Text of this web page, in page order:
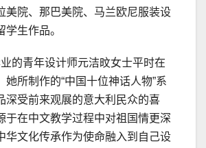
美院、那巴美院、马兰欧尼服装设
生作品。
的青年设计师元洁旼女士平时在
她所制作的“中国十位神话人物”系
深受前来观展的意大利民众的喜
于在中文教学过程中对祖国情更深
华文化传承作为使命融入到自己设